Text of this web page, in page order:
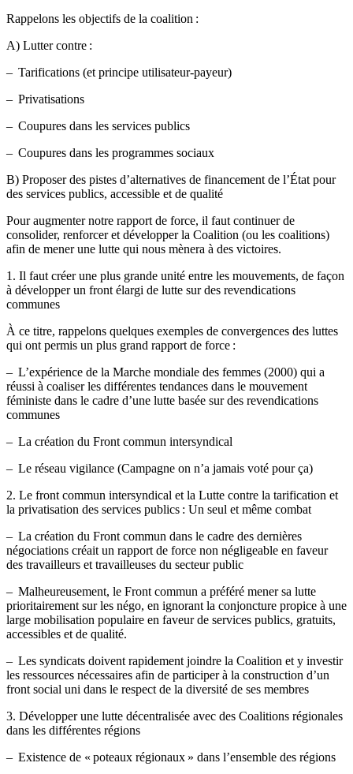
Rappelons les objectifs de la coalition :
A) Lutter contre :
– Tarifications (et principe utilisateur-payeur)
– Privatisations
– Coupures dans les services publics
– Coupures dans les programmes sociaux
B) Proposer des pistes d’alternatives de financement de l’État pour
des services publics, accessible et de qualité
Pour augmenter notre rapport de force, il faut continuer de
consolider, renforcer et développer la Coalition (ou les coalitions)
afin de mener une lutte qui nous mènera à des victoires.
1. Il faut créer une plus grande unité entre les mouvements, de façon
à développer un front élargi de lutte sur des revendications
communes
À ce titre, rappelons quelques exemples de convergences des luttes
qui ont permis un plus grand rapport de force :
– L’expérience de la Marche mondiale des femmes (2000) qui a
réussi à coaliser les différentes tendances dans le mouvement
féministe dans le cadre d’une lutte basée sur des revendications
communes
– La création du Front commun intersyndical
– Le réseau vigilance (Campagne on n’a jamais voté pour ça)
2. Le front commun intersyndical et la Lutte contre la tarification et
la privatisation des services publics : Un seul et même combat
– La création du Front commun dans le cadre des dernières
négociations créait un rapport de force non négligeable en faveur
des travailleurs et travailleuses du secteur public
– Malheureusement, le Front commun a préféré mener sa lutte
prioritairement sur les négo, en ignorant la conjoncture propice à une
large mobilisation populaire en faveur de services publics, gratuits,
accessibles et de qualité.
– Les syndicats doivent rapidement joindre la Coalition et y investir
les ressources nécessaires afin de participer à la construction d’un
front social uni dans le respect de la diversité de ses membres
3. Développer une lutte décentralisée avec des Coalitions régionales
dans les différentes régions
– Existence de « poteaux régionaux » dans l’ensemble des régions